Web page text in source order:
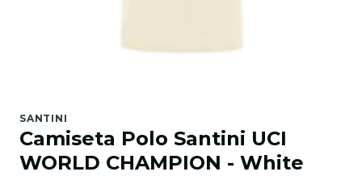
SANTINI
Camiseta Polo Santini UCI
WORLD CHAMPION - White